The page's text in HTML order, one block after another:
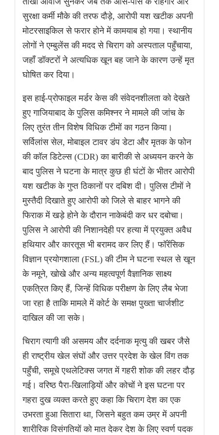
सुरक्षा कर्मी मौके की तरफ दौड़े, आरोपी यश खटीक अपनी
मोटरसाइकिल से फरार होने में कामयाब हो गया। स्थानीय
लोगों ने एम्बुलेंस की मदद से चिराग को अस्पताल पहुँचाया,
जहाँ डॉक्टरों ने अत्यधिक खून बह जाने के कारण उन्हें मृत
घोषित कर दिया।
इस हाई-प्रोफाइल मर्डर केस की संवेदनशीलता को देखते
हुए गाजियाबाद के पुलिस कमिश्नर ने मामले की जांच के
लिए तुरंत तीन विशेष विधिक टीमों का गठन किया।
सर्विलांस सेल, मोबाइल टावर डंप डेटा और मृतक के फोन
की कॉल डिटेल्स (CDR) का बारीकी से अध्ययन करने के
बाद पुलिस ने घटना के मात्र कुछ ही घंटों के भीतर आरोपी
यश खटीक के गुप्त ठिकानों पर दबिश दी। पुलिस टीमों ने
मुस्तैदी दिखाते हुए आरोपी को जिले से बाहर भागने की
फिराक में खड़े होने के दौरान नाकेबंदी कर धर दबोचा।
पुलिस ने आरोपी की निशानदेही पर हत्या में प्रयुक्त अवैध
हथियार और कारतूस भी बरामद कर लिए हैं। फॉरेंसिक
विज्ञान प्रयोगशाला (FSL) की टीम ने घटना स्थल से खून
के नमूने, खोखे और अन्य महत्वपूर्ण वैज्ञानिक साक्ष्य
एकत्रित किए हैं, जिन्हें विधिक परीक्षण के लिए लैब भेजा
जा रहा है ताकि मामले में कोर्ट के समक्ष पुख्ता चार्जशीट
दाखिल की जा सके।
चिराग त्यागी की असमय और दर्दनाक मृत्यु की खबर जैसे
ही राष्ट्रीय खेल संघों और उत्तर प्रदेश के खेल विंग तक
पहुँची, समूचे एथलेटिक्स जगत में गहरी शोक की लहर दौड़
गई। वरिष्ठ पैरा-खिलाड़ियों और कोचों ने इस घटना पर
गहरा दुख व्यक्त करते हुए कहा कि चिराग देश का एक
उभरता हुआ सितारा था, जिसने बहुत कम उम्र में अपनी
शारीरिक विसंगतियों को मात देकर देश के लिए स्वर्ण पदक